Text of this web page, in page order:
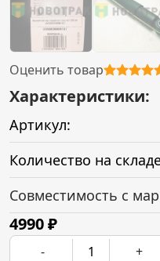
Оценить товар
Характеристики:
Артикул:
Количество на
Совместимость с
4990₽
- +